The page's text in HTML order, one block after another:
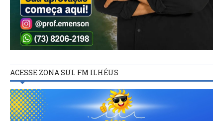
ACESSE ZONA SUL FM ILHÉUS